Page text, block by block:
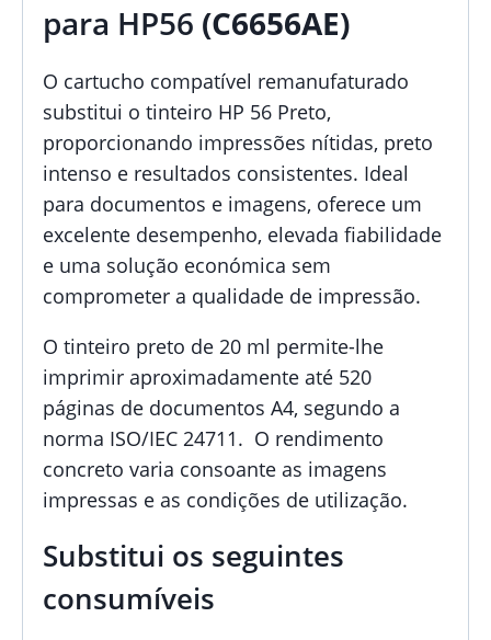
para HP56 (C6656AE)
O cartucho compatível remanufaturado
substitui o tinteiro HP 56 Preto,
proporcionando impressões nítidas, preto
intenso e resultados consistentes. Ideal
para documentos e imagens, oferece um
excelente desempenho, elevada fiabilidade
e uma solução económica sem
comprometer a qualidade de impressão.
O tinteiro preto de 20 ml permite-lhe
imprimir aproximadamente até 520
páginas de documentos A4, segundo a
norma ISO/IEC 24711. O rendimento
concreto varia consoante as imagens
impressas e as condições de utilização.
Substitui os seguintes
consumíveis